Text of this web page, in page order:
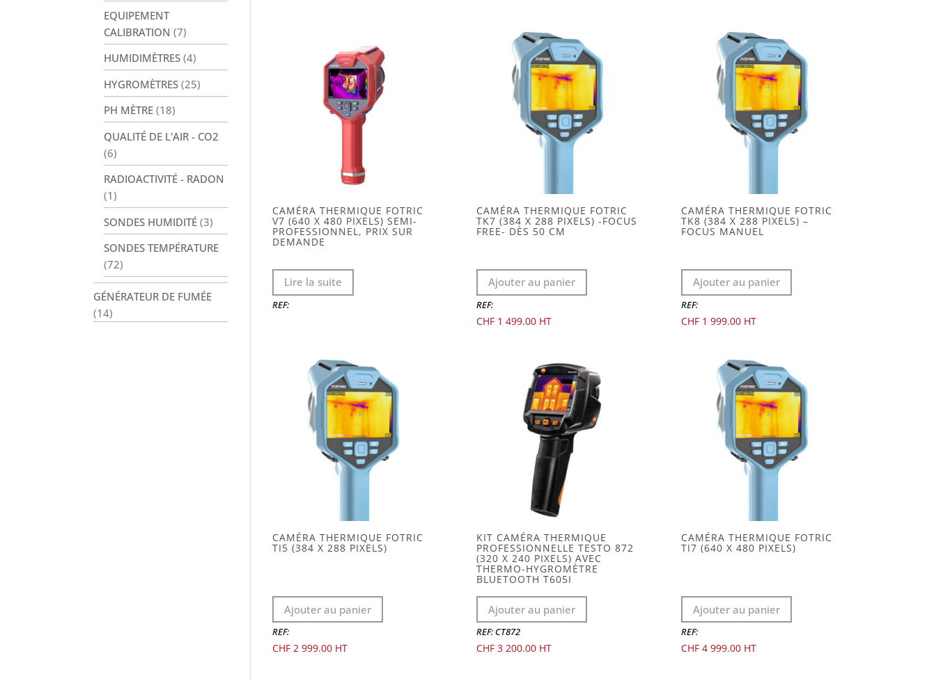
CAMÉRA THERMIQUE FOTRIC
V7 (640 X 480 PIXELS) SEMI-
PROFESSIONNEL, PRIX SUR
DEMANDE
Lire la suite
REF:
CAMÉRA THERMIQUE FOTRIC
TK7 (384 X 288 PIXELS) -FOCUS
FREE- DÈS 50 CM
Ajouter au panier
REF:
CHF 1 499.00
CAMÉRA THERMIQUE FOTRIC
TK8 (384 X 288 PIXELS) –
FOCUS MANUEL
Ajouter au panier
REF:
CHF1 999.00
CAMÉRA THERMIQUE FOTRIC
TI5 (384 X 288 PIXELS)
Ajouter au panier
REF:
CHF 2 999.00
KIT CAMÉRA THERMIQUE
PROFESSIONNELLE TESTO 872
(320 X 240 PIXELS) AVEC
THERMO-HYGROMÈTRE
BLUETOOTH T605I
Ajouter au panier
REF: CT872
CHF 3 200.00
CAMÉRA THERMIQUE FOTRIC
TI7 (640 X 480 PIXELS)
Ajouter au panier
REF:
CHF4 999.00
EQUIPEMENT
CALIBRATION (7)
HUMIDIMÈTRES (4)
HYGROMÈTRES (25)
PH MÈTRE (18)
QUALITÉ DE L'AIR - CO2
(6)
RADIOACTIVITÉ - RADON
(1)
SONDES HUMIDITÉ (3)
SONDES TEMPÉRATURE
(72)
GÉNÉRATEUR DE FUMÉE
(14)